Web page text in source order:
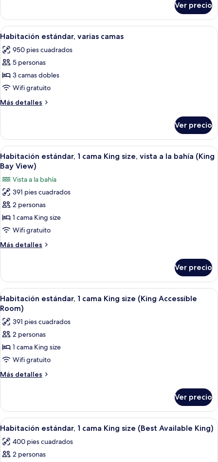
(Off-
site
Condo)
estándar,
camas
(Off-
site
Ver precio
Abrir
todas
las
fotos
de
Habitación
estándar,
varias
3
Habitación estándar, varias camas
950 pies cuadrados
5 personas
3 camas dobles
Wifi gratuito
Más detalles
Más
estándar,
varias
camas
Ver precio
Abrir
todas
las
fotos
de
Habitación
estándar,
1
cama
King
vista
la
bahía
(King
Bay
View)
Una habitación de hotel con una
5
Habitación estándar, 1 cama King size, vista a la bahía (King
Bay View)
Vista a la bahía
391 pies cuadrados
2 personas
1 cama King size
Wifi gratuito
Más detalles
Más
estándar,
cama
King
vista
a
bahía
(King
View)
Ver precio
Abrir
todas
las
fotos
de
Habitación
estándar,
1
size
(King
Accessible
Room)
Una habitación de hotel con cama,
4
Habitación estándar, 1 cama King size (King Accessible
Room)
391 pies cuadrados
2 personas
1 cama King size
Wifi gratuito
Más detalles
Más
estándar,
cama
size
(King
Ver precio
Abrir
todas
las
fotos
Una habitación de hotel con cama,
5
Habitación estándar, 1 cama King size (Best Available King)
400 pies cuadrados
2 personas